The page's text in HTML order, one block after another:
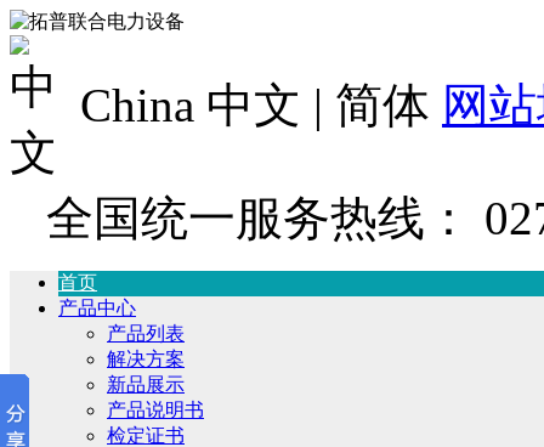
China 中文 | 简体 网
全国统一服务热线：
首页
产品中心
产品列表
解决方案
新品展示
产品说明书
检定证书